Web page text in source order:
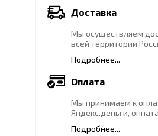
Доставка
Мы осуществляем
всей территории
Подробнее...
Оплата
Мы принимаем к
Яндекс.деньги,
Подробнее...